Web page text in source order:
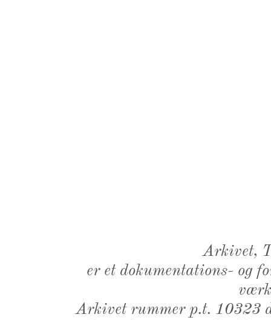
Arkivet,
er et dokumentations- og
Arkivet rummer p.t. 10323